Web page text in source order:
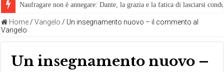
Naufragare non è annegare: Dante, la grazia e la fatica di lasciarsi
Home / Vangelo / Un insegnamento nuovo – il commento al
Vangelo
Un insegnamento nuovo –